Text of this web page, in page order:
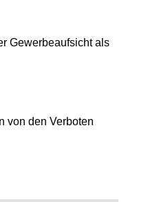
Gewerbeaufsicht als
Fenster geöffnet)
von den Verboten